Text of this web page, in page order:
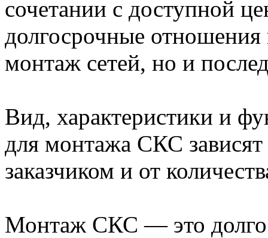
сочетании с доступной
долгосрочные отношения
монтаж сетей, но и
Вид, характеристики и
для монтажа СКС
заказчиком и от
Монтаж СКС — это